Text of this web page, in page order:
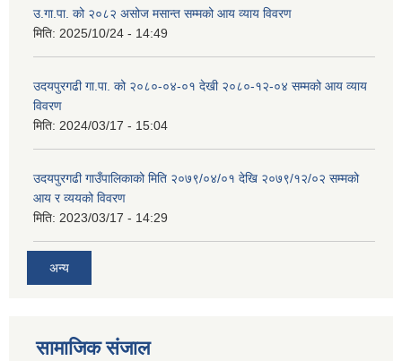
उ.गा.पा. को २०८२ असोज मसान्त सम्मको आय व्याय विवरण
मिति: 2025/10/24 - 14:49
उदयपुरगढी गा.पा. को २०८०-०४-०१ देखी २०८०-१२-०४ सम्मको आय व्याय
विवरण
मिति: 2024/03/17 - 15:04
उदयपुरगढी गाउँपालिकाको मिति २०७९/०४/०१ देखि २०७९/१२/०२ सम्मको
आय र व्ययको विवरण
मिति: 2023/03/17 - 14:29
अन्य
सामाजिक संजाल